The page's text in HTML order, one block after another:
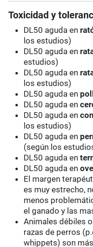
Toxicidad y
DL50 aguda en
los estudios)
DL50 aguda en
estudios)
DL50 aguda en
los estudios)
DL50 aguda en
DL50 aguda en
DL50 aguda en
los estudios)
DL50 aguda en
(según los
DL50 aguda en
DL50 aguda en
El margen
es muy estrecho,
menos
el ganado y las
Animales débiles
razas de perros
whippets) son